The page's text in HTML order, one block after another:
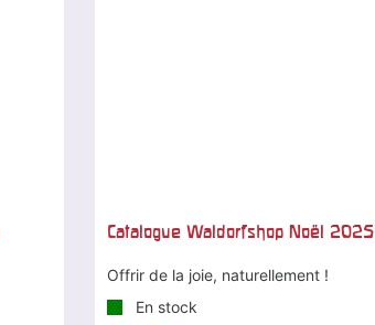
Catalogue Waldorfshop Noël 2025
Offrir de la joie, naturellement !
En stock